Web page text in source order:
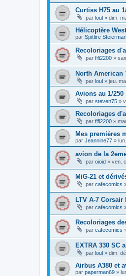
Curtiss H75 au
par loul » dim.
Hélicoptère
par Spitfire
Recoloriages
par fifi2200 »
North American
par loul » jeu.
Avions au 1/250
par steven75 »
Recoloriages
par fifi2200 »
Mes premières
par Jeannine77 »
avion de la
par oioid » ven.
MiG-21 et
par cafecomics
LTV A-7 Corsair
par cafecomics
Recoloriages
par cafecomics
EXTRA 330 SC
par loul » dim.
Airbus A380 et
par paperman69 »